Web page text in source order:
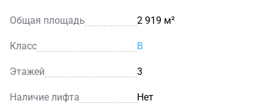
Общая площадь 2 919 м²
Класс B
Этажей 3
Наличие лифта Нет